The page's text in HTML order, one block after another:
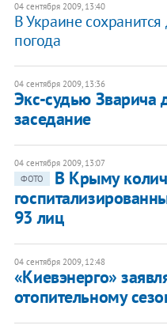
04 сентября 2009, 13:40
В Украине
погода
04 сентября 2009, 13:36
Экс-судью Зварича
заседание
04 сентября 2009, 13:07
ФОТО
В Крыму
93 лиц
04 сентября 2009, 12:48
«Киевэнерго»
отопительному